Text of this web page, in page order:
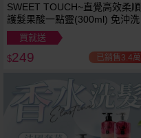
SWEET TOUCH~直覺高效柔順
護髮果酸一點靈(300ml) 免沖洗
買就送
$249 已銷售3.4萬